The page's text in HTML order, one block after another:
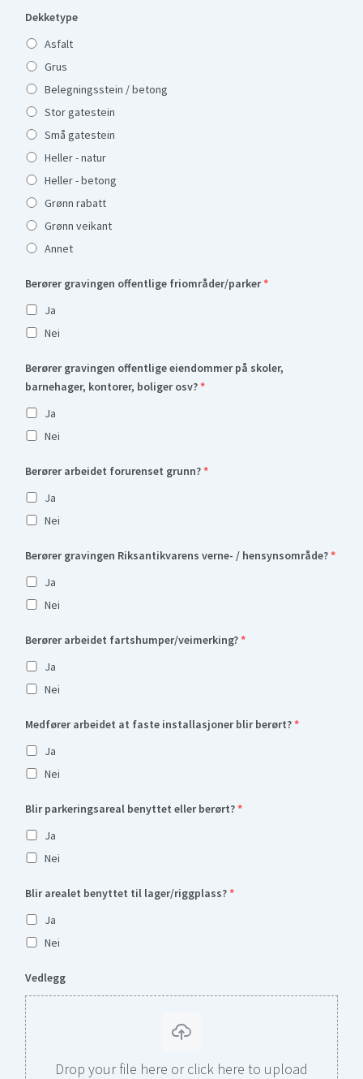
Dekketype
Asfalt
Grus
Belegningsstein / betong
Stor gatestein
Små gatestein
Heller - natur
Heller - betong
Grønn rabatt
Grønn veikant
Annet
Berører gravingen offentlige friområder/parker*
Ja
Nei
Berører gravingen offentlige eiendommer på skoler,
barnehager, kontorer, boliger osv?*
Ja
Nei
Berører arbeidet forurenset grunn?*
Ja
Nei
Berører gravingen Riksantikvarens verne- / hensynsområde?*
Ja
Nei
Berører arbeidet fartshumper/veimerking?*
Ja
Nei
Medfører arbeidet at faste installasjoner blir berørt?*
Ja
Nei
Blir parkeringsareal benyttet eller berørt?*
Ja
Nei
Blir arealet benyttet til lager/riggplass?*
Ja
Nei
Vedlegg
Drop your file here or click here to upload